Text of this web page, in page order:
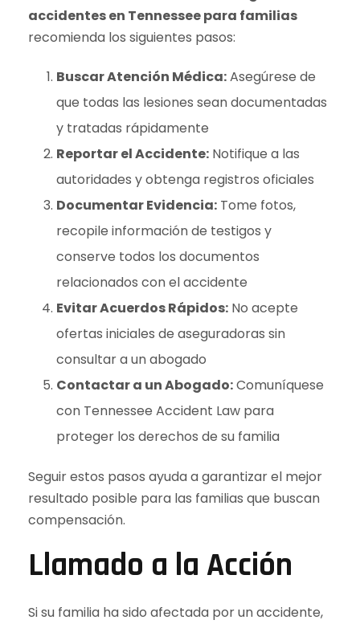
accidentes en Tennessee para familias
recomienda los siguientes pasos:
Buscar Atención Médica:Asegúrese de
que todas las lesiones sean documentadas
y tratadas rápidamente
Reportar el Accidente: Notifique a las
autoridades y obtenga registros oficiales
Documentar Evidencia: Tome fotos,
recopile información de testigos y
conserve todos los documentos
relacionados con el accidente
Evitar Acuerdos Rápidos: No acepte
ofertas iniciales de aseguradoras sin
consultar a un abogado
Contactar a un Abogado:Comuníquese
con Tennessee Accident Law para
proteger los derechos de su familia
Seguir estos pasos ayuda a garantizar el mejor
resultado posible para las familias que buscan
compensación.
Llamado a la Acción
Si su familia ha sido afectada por un accidente,